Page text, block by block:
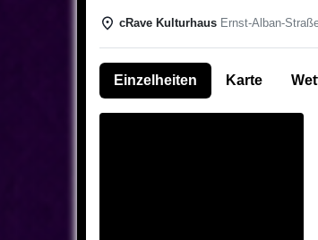
cRave Kulturhaus Ernst-Alban-
Einzelheiten Karte